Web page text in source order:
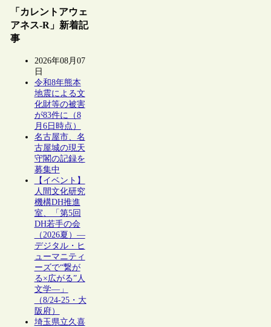
「カレントアウェ
アネス-R」新着記
事
2026年08月07
日
令和8年熊本
地震による文
化財等の被害
が83件に（8
月6日時点）
名古屋市、名
古屋城の現天
守閣の記録を
募集中
【イベント】
人間文化研究
機構DH推進
室、「第5回
DH若手の会
（2026夏）―
デジタル・ヒ
ューマニティ
ーズで“繋が
る×広がる”人
文学―」
（8/24-25・大
阪府）
埼玉県立久喜